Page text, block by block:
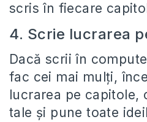
scris în fiecare
4. Scrie lucrarea
Dacă scrii în
fac cei mai mulți,
lucrarea pe capitole,
tale și pune toate